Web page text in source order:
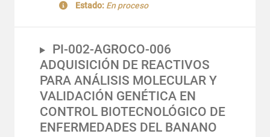
Estado: En proceso
PI-002-AGROCO-006
ADQUISICIÓN DE REACTIVOS
PARA ANÁLISIS MOLECULAR Y
VALIDACIÓN GENÉTICA EN
CONTROL BIOTECNOLÓGICO DE
ENFERMEDADES DEL BANANO